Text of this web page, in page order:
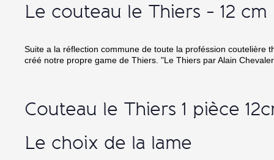
Le couteau le Thiers - 12 cm
Suite a la réflection commune de toute la proféssion coutelière
créé notre propre game de Thiers. "Le Thiers par Alain
Couteau le Thiers 1 pièce
Le choix de la lame